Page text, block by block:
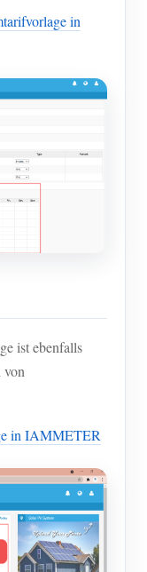
in
ist ebenfalls
von
in IAMMETER